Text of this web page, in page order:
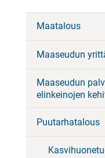
Maatalous
Maaseudun
Maaseudun
elinkeinojen
Puutarhatalous